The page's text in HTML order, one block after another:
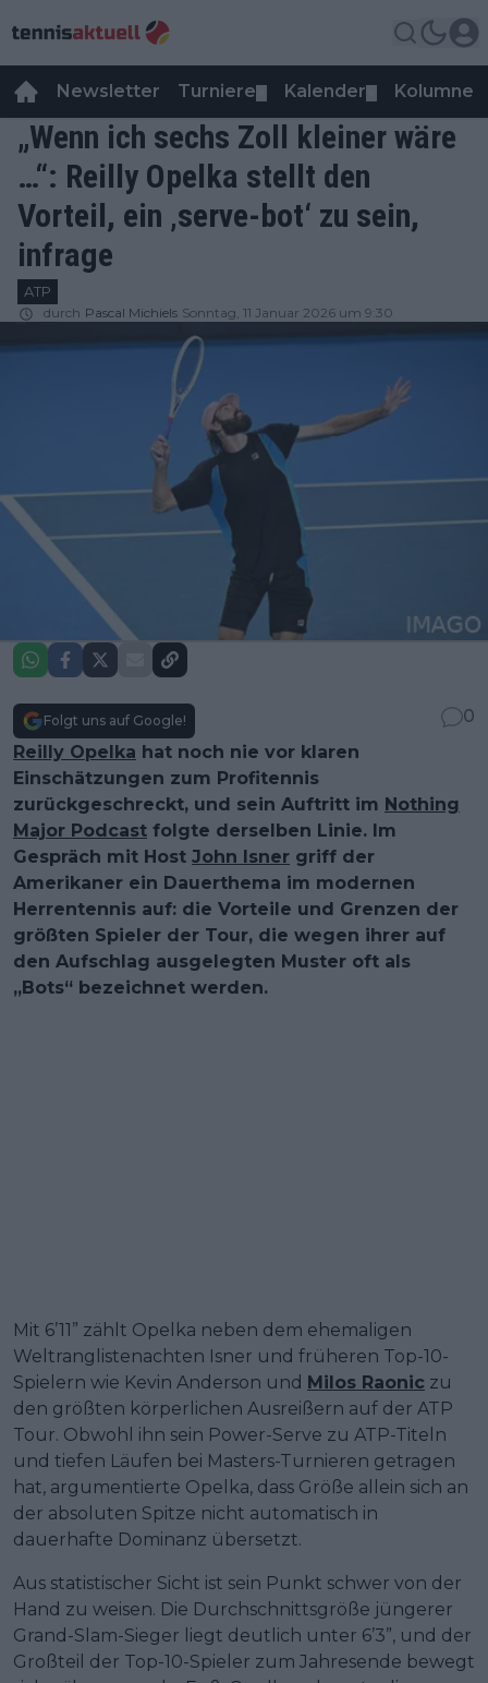
Newsletter Turniere Kalender Kolumnen
„Wenn ich sechs Zoll kleiner wäre
…“: Reilly Opelka stellt den
Vorteil, ein ‚serve-bot‘ zu sein,
infrage
ATP
durch Pascal Michiels Sonntag, 11 Januar 2026 um 9:30
Folgt uns auf Google!
0
Reilly Opelka hat noch nie vor klaren
Einschätzungen zum Profitennis
zurückgeschreckt, und sein Auftritt im Nothing
Major Podcast folgte derselben Linie. Im
Gespräch mit Host John Isner griff der
Amerikaner ein Dauerthema im modernen
Herrentennis auf: die Vorteile und Grenzen der
größten Spieler der Tour, die wegen ihrer auf
den Aufschlag ausgelegten Muster oft als
„Bots“ bezeichnet werden.
Mit 6’11” zählt Opelka neben dem ehemaligen
Weltranglistenachten Isner und früheren Top-10-
Spielern wie Kevin Anderson und Milos Raonic zu
den größten körperlichen Ausreißern auf der ATP
Tour. Obwohl ihn sein Power-Serve zu ATP-Titeln
und tiefen Läufen bei Masters-Turnieren getragen
hat, argumentierte Opelka, dass Größe allein sich an
der absoluten Spitze nicht automatisch in
dauerhafte Dominanz übersetzt.
Aus statistischer Sicht ist sein Punkt schwer von der
Hand zu weisen. Die Durchschnittsgröße jüngerer
Grand-Slam-Sieger liegt deutlich unter 6’3”, und der
Großteil der Top-10-Spieler zum Jahresende bewegt